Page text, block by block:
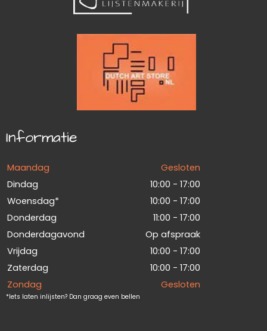
Informatie
Maandag
Gesloten
Dindag
10:00 - 17:00
Woensdag*
10:00 - 17:00
Donderdag
11:00 - 17:00
Donderdagavond
Op afspraak
Vrijdag
10:00 - 17:00
Zaterdag
10:00 - 17:00
Zondag
Gesloten
*Iets laten inlijsten? Dan graag even bellen